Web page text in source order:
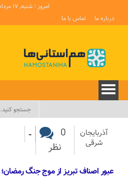
امروز : شنبه, ۱۷ مرداد , ۱۴۰۵
درباره ما
تماس با ما
آذربایجان‌
شرقی
0
نظر
-